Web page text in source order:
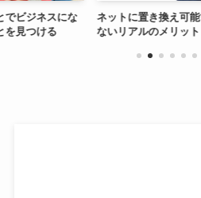
ビジネスにな
見つける
ネットに置き換え可能
ないリアルのメリット